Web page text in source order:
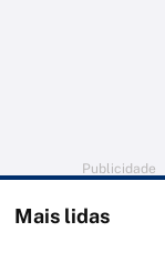
Publicidade
Mais lidas